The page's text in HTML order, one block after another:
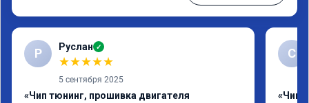
Р Руслан ✓
★★★★★
5 сентября 2025
«Чип тюнинг, прошивка двигателя
С
«Чип